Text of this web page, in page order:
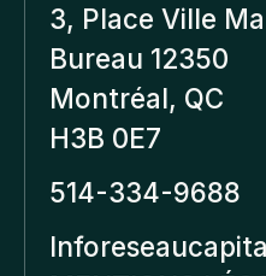
3, Place Ville
Bureau 12350
Montréal, QC
H3B 0E7
514-334-9688